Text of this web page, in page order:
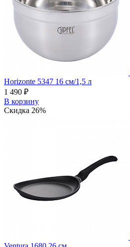
Horizonte 5347 16 см/1,5 л
1 490 ₽
В корзину
Скидка 26%